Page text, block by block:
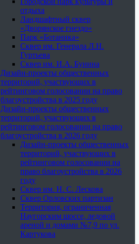
отдыха
Ландшафтный сквер
«Дворянское гнездо»
Парк «Ботаника»
Сквер им. Генерала Л.Н.
Гуртьева
Сквер им. И.А. Бунина
Дизайн-проекты общественных
территорий, участвующих в
рейтинговом голосовании на право
благоустройства в 2025 году
Дизайн-проекты общественных
территорий, участвующих в
рейтинговом голосовании на право
благоустройства в 2026 году
Дизайн-проекты общественных
территорий, участвующих в
рейтинговом голосовании на
право благоустройства в 2026
году
Сквер им. Н. С. Лескова
Сквер Орловских партизан
Территория, ограниченная
Наугорским шоссе, ледовой
ареной и домами №7,9 по ул.
Картукова